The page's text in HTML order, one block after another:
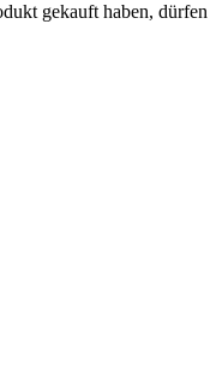
gekauft haben, dürfen